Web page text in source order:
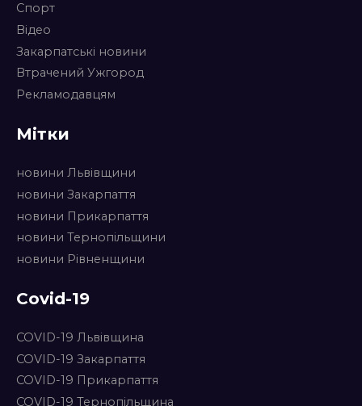
Спорт
Відео
Закарпатські новини
Втрачений Ужгород
Рекламодавцям
Мітки
новини Львівщини
новини Закарпаття
новини Прикарпаття
новини Тернопільщини
новини Рівненщини
Covid-19
COVID-19 Львівщина
COVID-19 Закарпаття
COVID-19 Прикарпаття
COVID-19 Тернопільщина